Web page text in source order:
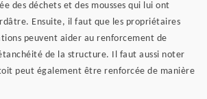
des déchets et des mousses qui lui ont
Ensuite, il faut que les propriétaires
peuvent aider au renforcement de
de la structure. Il faut aussi noter
peut également être renforcée de manière